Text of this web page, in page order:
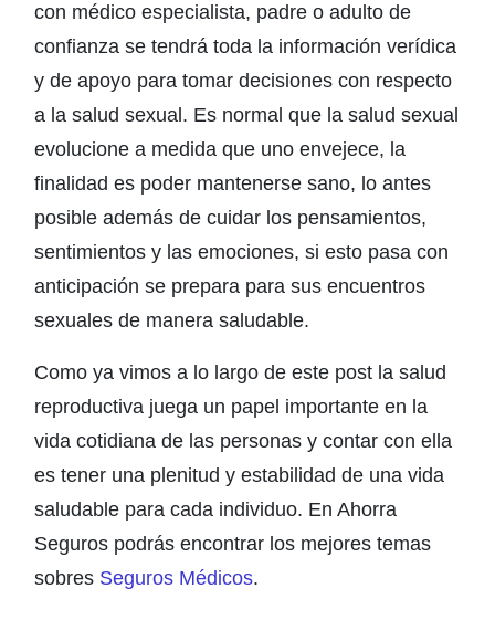
con médico especialista, padre o adulto de
confianza se tendrá toda la información verídica
y de apoyo para tomar decisiones con respecto
a la salud sexual. Es normal que la salud sexual
evolucione a medida que uno envejece, la
finalidad es poder mantenerse sano, lo antes
posible además de cuidar los pensamientos,
sentimientos y las emociones, si esto pasa con
anticipación se prepara para sus encuentros
sexuales de manera saludable.
Como ya vimos a lo largo de este post la salud
reproductiva juega un papel importante en la
vida cotidiana de las personas y contar con ella
es tener una plenitud y estabilidad de una vida
saludable para cada individuo. En Ahorra
Seguros podrás encontrar los mejores temas
sobres Seguros Médicos.